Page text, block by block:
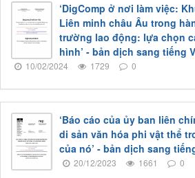
‘DigComp ở nơi làm việc:
Liên minh châu Âu trong
trường lao động: lựa chọn
hình’ - bản dịch sang tiếng
10/02/2024 1729 0
‘Báo cáo của ủy ban liên
di sản văn hóa phi vật thể
của nó’ - bản dịch sang
20/12/2023 1661 0